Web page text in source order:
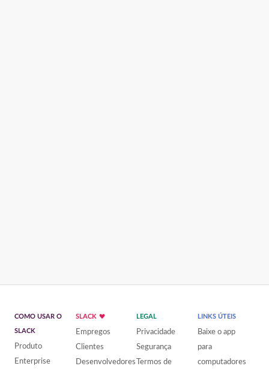
COMO USAR O
SLACK
Produto
Enterprise
SLACK
Empregos
Clientes
Desenvolvedores
LEGAL
Privacidade
Segurança
Termos de
LINKS ÚTEIS
Baixe o app
para
computadores